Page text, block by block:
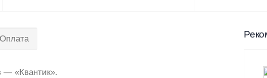
Оплата
— «Квантик».